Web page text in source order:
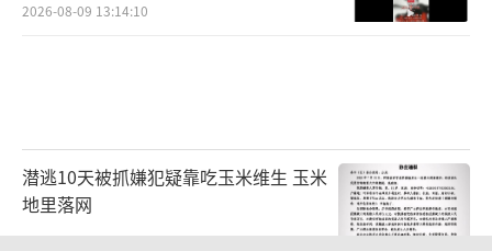
2026-08-09 13:14:10
潜逃10天被抓嫌犯疑靠吃玉米维生 玉米
地里落网
2026-08-08 22:21:10